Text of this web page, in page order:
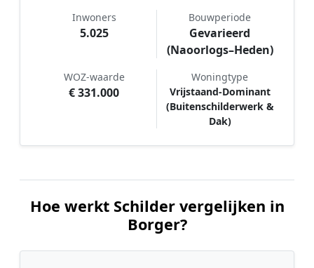
Inwoners
5.025
Bouwperiode
Gevarieerd
(Naoorlogs–Heden)
WOZ-waarde
€ 331.000
Woningtype
Vrijstaand-Dominant
(Buitenschilderwerk &
Dak)
Hoe werkt Schilder vergelijken in
Borger?